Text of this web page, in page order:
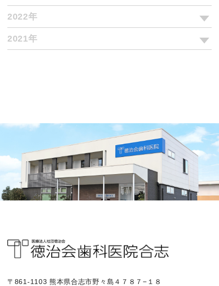
2022年
2021年
〒861-1103 熊本県合志市野々島４７８７−１８